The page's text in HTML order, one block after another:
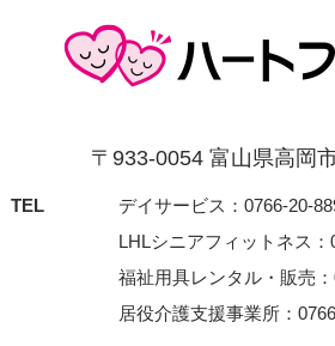
〒933-0054 富⼭県⾼岡
TEL
デイサービス：0766-20-
LHLシニアフィットネス：
福祉用具レンタル・販売
居役介護支援事業所：